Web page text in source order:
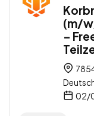
(m/
–
02/